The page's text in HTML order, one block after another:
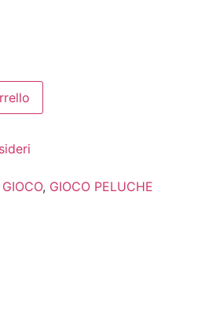
GIOCO, GIOCO PELUCHE